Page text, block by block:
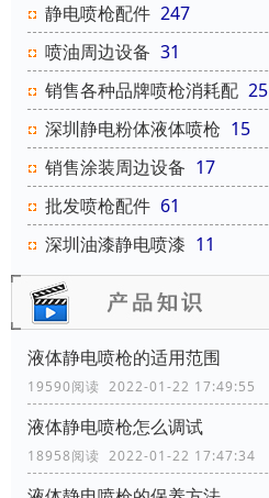
静电喷枪配件 247
喷油周边设备 31
销售各种品牌喷枪消耗配 25
深圳静电粉体液体喷枪 15
销售涂装周边设备 17
批发喷枪配件 61
深圳油漆静电喷漆 11
液体静电喷枪的适用范围
19590阅读 2022-01-22 17:49:55
液体静电喷枪怎么调试
18958阅读 2022-01-22 17:47:34